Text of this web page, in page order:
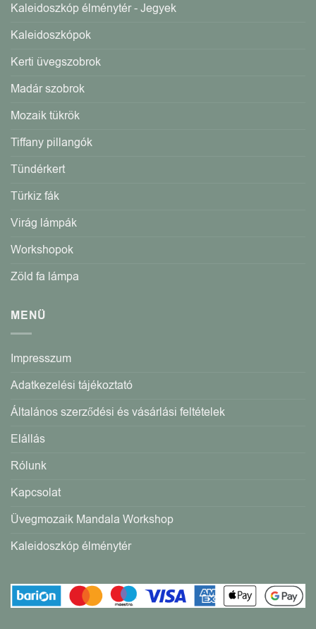
Kaleidoszkóp élménytér - Jegyek
Kaleidoszkópok
Kerti üvegszobrok
Madár szobrok
Mozaik tükrök
Tiffany pillangók
Tündérkert
Türkiz fák
Virág lámpák
Workshopok
Zöld fa lámpa
MENÜ
Impresszum
Adatkezelési tájékoztató
Általános szerződési és vásárlási feltételek
Elállás
Rólunk
Kapcsolat
Üvegmozaik Mandala Workshop
Kaleidoszkóp élménytér